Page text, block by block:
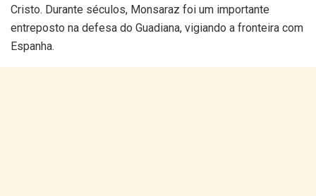
Cristo. Durante séculos, Monsaraz foi um importante
entreposto na defesa do Guadiana, vigiando a fronteira com
Espanha.